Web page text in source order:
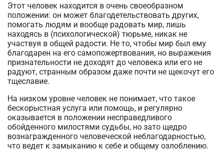
Этот человек находится в очень своеобразном
положении: он может благодетельствовать других,
помогать людям и вообще радовать мир, лишь
находясь в (психологической) тюрьме, никак не
участвуя в общей радости. Не то, чтобы мир был ему
благодарен на его самопожертвования, но выражения
признательности не доходят до человека или его не
радуют, странным образом даже почти не щекочут его
тщеславие.
На низком уровне человек не понимает, что такое
бескорыстная услуга или помощь, и регулярно
оказывается в положении несправедливого
обойденного милостями судьбы, но зато щедро
вознагражденного человеческой неблагодарностью,
что ведет к замыканию к себе и общему озлоблению.